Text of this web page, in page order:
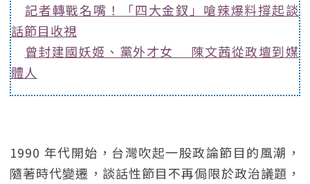
記者轉戰名嘴！「四大金釵」嗆辣爆料撐起談
話節目收視
曾封建國妖姬、黨外才女 陳文茜從政壇到媒
體人
1990 年代開始，台灣吹起一股政論節目的風潮，
隨著時代變遷，談話性節目不再侷限於政治議題，